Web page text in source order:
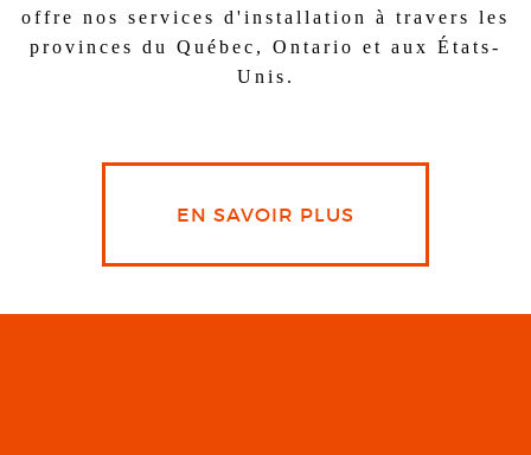
offre nos services d'installation à travers les
provinces du Québec, Ontario et aux États-
Unis.
EN SAVOIR PLUS